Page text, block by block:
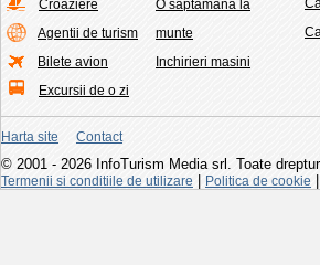
Croaziere
Agentii de turism
Bilete avion
Excursii de o zi
O saptamana la
munte
Inchirieri masini
Harta site Contact
© 2001 - 2026 InfoTurism Media srl. Toate
Termenii si conditiile de utilizare Politica de cookie